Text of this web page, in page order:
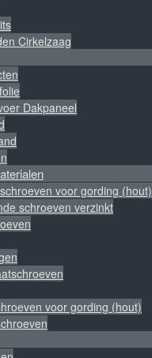
Cirkelzaag
Dakpaneel
voor gording (hout)
schroeven verzinkt
voor gording (hout)